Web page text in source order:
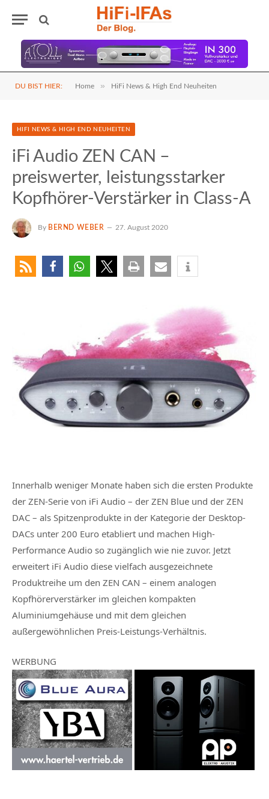
DU BIST HIER: Home » HiFi News & High End Neuheiten
HIFI NEWS & HIGH END NEUHEITEN
iFi Audio ZEN CAN –
preiswerter, leistungsstarker
Kopfhörer-Verstärker in Class-A
By BERND WEBER 27. August 2020
Innerhalb weniger Monate haben sich die ersten Produkte
der ZEN-Serie von iFi Audio – der ZEN Blue und der ZEN
DAC – als Spitzenprodukte in der Kategorie der Desktop-
DACs unter 200 Euro etabliert und machen High-
Performance Audio so zugänglich wie nie zuvor. Jetzt
erweitert iFi Audio diese vielfach ausgezeichnete
Produktreihe um den ZEN CAN – einem analogen
Kopfhörerverstärker im gleichen kompakten
Aluminiumgehäuse und mit dem gleichen
außergewöhnlichen Preis-Leistungs-Verhältnis.
WERBUNG